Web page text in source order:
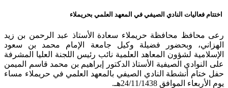
اختتام فعاليات النادي الصيفي في المعهد العلمي بحريملاء
رعى محافظ محافظة حريملاء سعادة الأستاذ عبد الرحمن بن زيد
الهزاني، وبحضور فضيلة وكيل جامعة الإمام محمد بن سعود
الإسلامية لشؤون المعاهد العلمية نائب رئيس اللجنة العليا المشرفة
على النوادي الصيفية الأستاذ الدكتور إبراهيم بن محمد قاسم الميمن
حفل ختام أنشطة النادي الصيفي بالمعهد العلمي في حريملاء مساء
يوم الأربعاء الموافق 24/11/1438هـ.